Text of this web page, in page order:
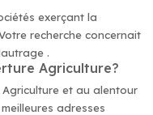
exerçant la
recherche concernait
.
Agriculture?
et au alentour
adresses